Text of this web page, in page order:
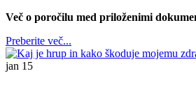
Več o poročilu med priloženimi
Preberite več...
jan 15